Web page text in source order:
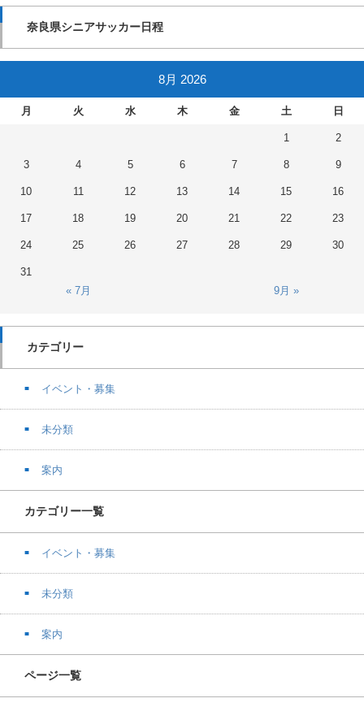
奈良県シニアサッカー日程
8月 2026
月 火 水 木 金 土 日
1 2
3 4 5 6 7 8 9
10 11 12 13 14 15 16
17 18 19 20 21 22 23
24 25 26 27 28 29 30
31
« 7月
9月 »
カテゴリー
イベント・募集
未分類
案内
カテゴリー一覧
イベント・募集
未分類
案内
ページ一覧